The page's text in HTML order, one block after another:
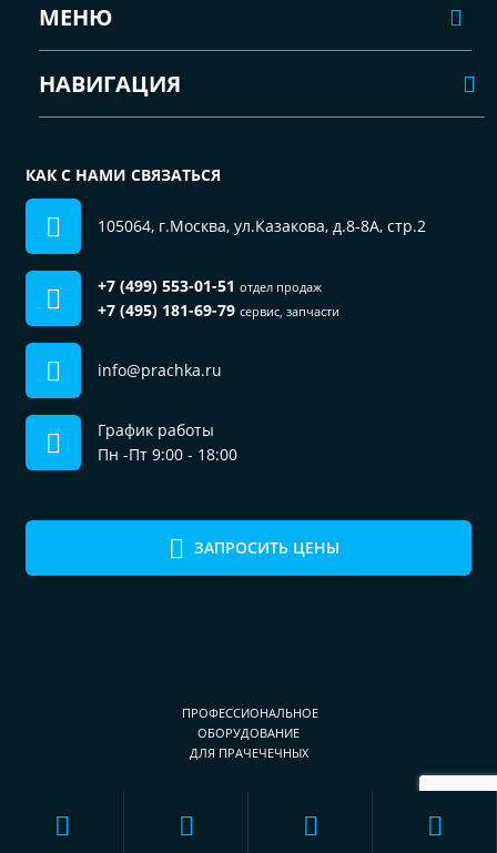
ПРОФЕССИОНАЛЬНОЕ
ОБОРУДОВАНИЕ
ДЛЯ ПРАЧЕЧЕЧНЫХ
ЗАПРОСИТЬ ЦЕНЫ
МЕНЮ
НАВИГАЦИЯ
КАК С НАМИ СВЯЗАТЬСЯ
105064, г.Москва, ул.Казакова, д.8-8А, стр.2
+7 (499) 553-01-51 отдел продаж
+7 (495) 181-69-79 сервис, запчасти
info@prachka.ru
График работы
Пн -Пт 9:00 - 18:00